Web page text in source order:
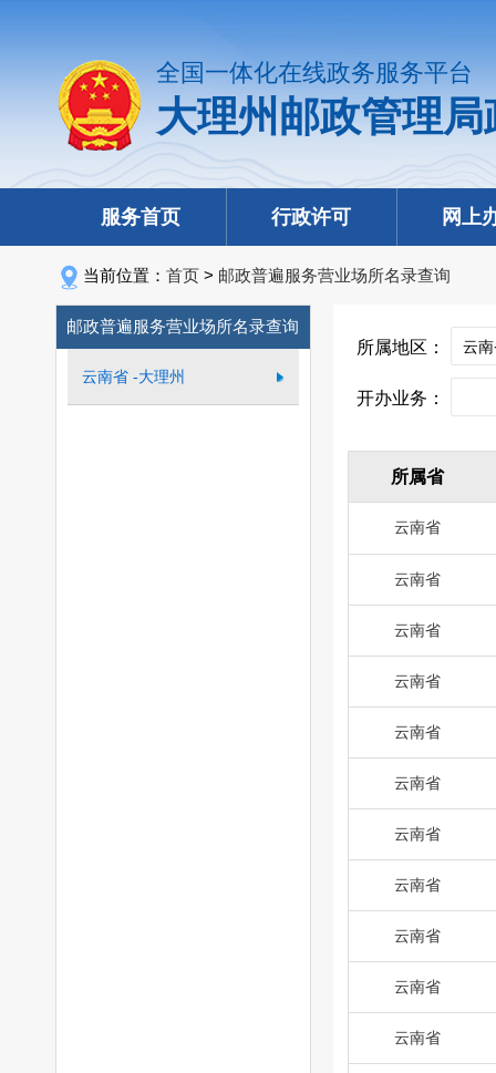
全国一体化在线政务服务平台
大理州邮政管理
服务首页 行政许可 网上
当前位置： 首页 > 邮政普遍服务营业场所名录查询
邮政普遍服务营业场所名录查询
云南省 -大理州
所属地区：
开办业务：
所属省
云南省
云南省
云南省
云南省
云南省
云南省
云南省
云南省
云南省
云南省
云南省